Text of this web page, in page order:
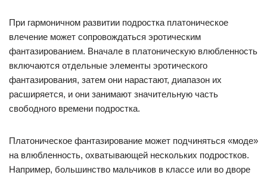
При гармоничном развитии подростка платоническое
влечение может сопровождаться эротическим
фантазированием. Вначале в платоническую влюбленность
включаются отдельные элементы эротического
фантазирования, затем они нарастают, диапазон их
расширяется, и они занимают значительную часть
свободного времени подростка.
Платоническое фантазирование может подчиняться «моде»
на влюбленность, охватывающей нескольких подростков.
Например, большинство мальчиков в классе или во дворе